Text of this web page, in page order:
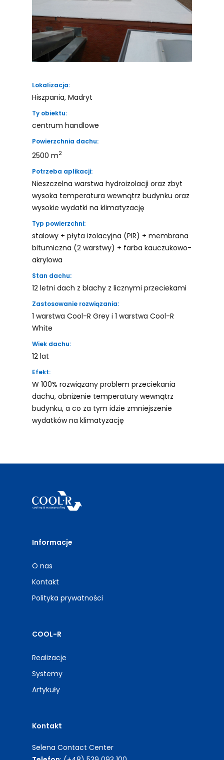
Lokalizacja:
Hiszpania, Madryt
Ty obiektu:
centrum handlowe
Powierzchnia dachu:
2500 m2
Potrzeba aplikacji:
Nieszczelna warstwa hydroizolacji oraz zbyt
wysoka temperatura wewnątrz budynku oraz
wysokie wydatki na klimatyzację
Typ powierzchni:
stalowy + płyta izolacyjna (PIR) + membrana
bitumiczna (2 warstwy) + farba kauczukowo-
akrylowa
Stan dachu:
12 letni dach z blachy z licznymi przeciekami
Zastosowanie rozwiązania:
1 warstwa Cool-R Grey i 1 warstwa Cool-R
White
Wiek dachu:
12 lat
Efekt:
W 100% rozwiązany problem przeciekania
dachu, obniżenie temperatury wewnątrz
budynku, a co za tym idzie zmniejszenie
wydatków na klimatyzację
Informacje
O nas
Kontakt
Polityka prywatności
COOL-R
Realizacje
Systemy
Artykuły
Kontakt
Selena Contact Center